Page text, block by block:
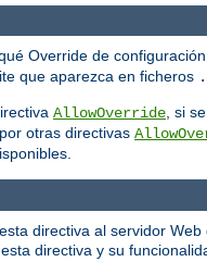
Override de
que aparezca en ficheros
AllowOverride, si
otras directivas
directiva al servidor
directiva y su